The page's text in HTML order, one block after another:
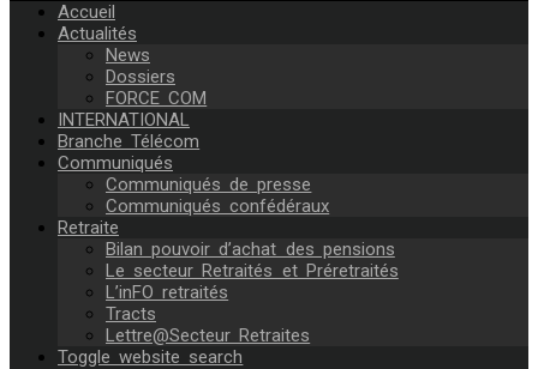
Accueil
Actualités
News
Dossiers
FORCE COM
INTERNATIONAL
Branche Télécom
Communiqués
Communiqués de presse
Communiqués confédéraux
Retraite
Bilan pouvoir d’achat des pensions
Le secteur Retraités et Préretraités
L’inFO retraités
Tracts
Lettre@Secteur Retraites
Toggle website search